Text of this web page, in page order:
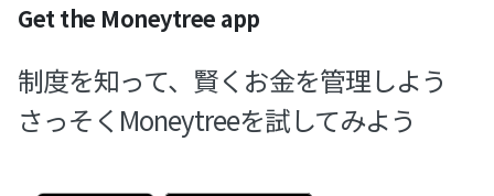
Get the Moneytree app
制度を知って、賢くお金を管理しよう
さっそくMoneytreeを試してみよう